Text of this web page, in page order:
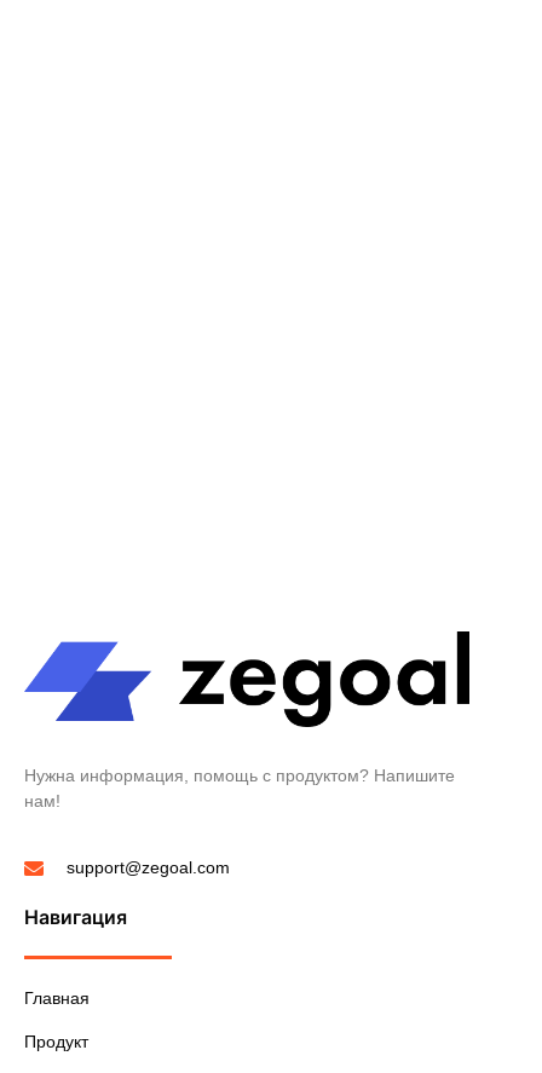
Нужна информация, помощь с продуктом? Напишите
нам!
support@zegoal.com
Навигация
Главная
Продукт